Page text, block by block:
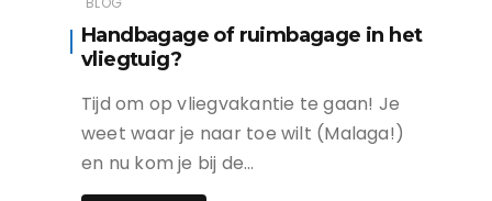
Handbagage of ruimbagage in het
vliegtuig?
Tijd om op vliegvakantie te gaan! Je
weet waar je naar toe wilt (Malaga!)
en nu kom je bij de…